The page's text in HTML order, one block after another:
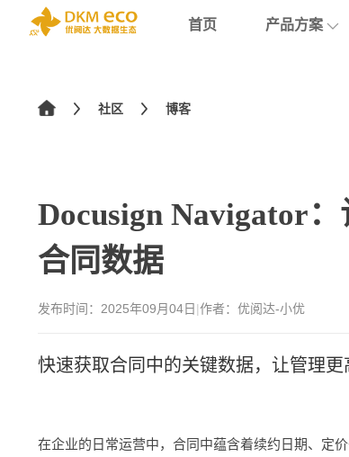
首页 产品方案
AIGC
云数据库
数据治理
SaaS应用
基础设施
简体中文 社区 博客
Docusign Navigator
合同数据
发布时间： 2025年09月04日 |作者：优阅达-小优
快速获取合同中的关键数据，让管理更
在企业的日常运营中，合同中蕴含着续约日期、定